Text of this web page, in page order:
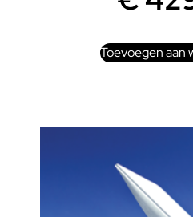
Toevoegen aan